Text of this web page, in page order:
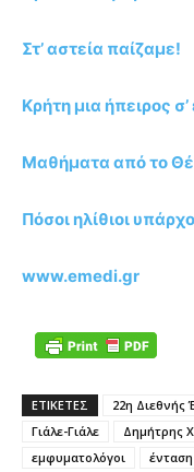
Στ’ αστεία παίζαμε!
Κρήτη μια ήπειρος
Μαθήματα από το
Πόσοι ηλίθιοι
www.emedi.gr
ΕΤΙΚΕΤΕΣ 22η Διεθνής
Γιάλε-Γιάλε
Δημήτρης
εμφυματολόγοι
ένταση